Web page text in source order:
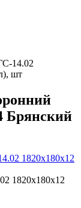
14.02
шт
Брянский
1820х180х12